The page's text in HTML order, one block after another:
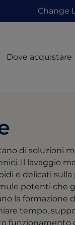
Change
Dove acquistare
di soluzioni
Il lavaggio
e delicati sulla
potenti che
la formazione
tempo,
funzionamento